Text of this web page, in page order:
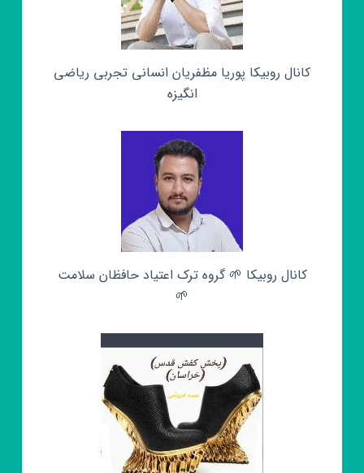
کانال روبیکا پوریا مظفریان انسانی تجربی ریاضی
انگیزه
کانال روبیکا 🌱 گروه ترک اعتیاد حافظان سلامت
🌱